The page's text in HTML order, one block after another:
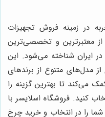
در زمینه فروش تجهیزات
معتبرترین و تخصصی‌ترین
ایران شناخته می‌شود. این
از مدل‌های متنوع از برندهای
می‌کند تا بهترین گزینه را
کنید. فروشگاه اسلایسر با
را در انتخاب و خرید چرخ